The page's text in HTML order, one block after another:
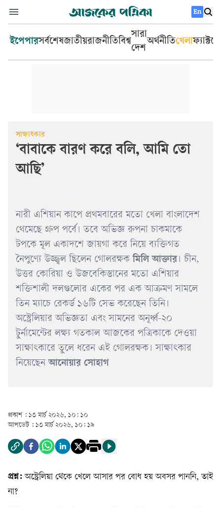
En
ইপেপারসর্বশেষজাতীয়রাজনীতিবিশ্ব
সারা
দেশ
অর্থনীতিখেলা
সাক্ষাৎকার
‘বাবাকে বারণ করে বলি, আমি তো
আছি’
নারী এশিয়ান কাপে প্রথমবারের মতো খেলা বাংলাদেশ
থেমেছে গ্রুপ পর্বে। তবে অভিজ্ঞ রুপনা চাকমাকে
টপকে মূল একাদশে জায়গা করে নিয়ে ব্যক্তিগত
নৈপুণ্যে উজ্জ্বল ছিলেন গোলরক্ষক মিলি আক্তার। চীন,
উত্তর কোরিয়া ও উজবেকিস্তানের মতো এশিয়ার
শক্তিশালী দলগুলোর একের পর এক আক্রমণ সামলে
তিন ম্যাচে রেকর্ড ১৬টি সেভ করেছেন তিনি।
অস্ট্রেলিয়ার অভিজ্ঞতা এবং সামনের অনূর্ধ্ব-২০
টুর্নামেন্টের লক্ষ্য গতকাল আজকের পত্রিকাকে দেওয়া
সাক্ষাৎকারে তুলে ধরেন এই গোলরক্ষক। সাক্ষাৎকার
নিয়েছেন আনোয়ার সোহাগ
প্রকাশ : ১৩ মার্চ ২০২৬, ১০: ১০
আপডেট : ১৩ মার্চ ২০২৬, ১০: ১৯
প্রশ্ন: অস্ট্রেলিয়া থেকে খেলে আসার পর বোধ হয় অবসর পাননি, তাই
না?